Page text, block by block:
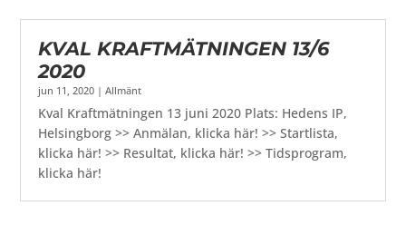
KVAL KRAFTMÄTNINGEN 13/6
2020
jun 11, 2020 |Allmänt
Kval Kraftmätningen 13 juni 2020 Plats: Hedens IP,
Helsingborg >> Anmälan, klicka här! >> Startlista,
klicka här! >> Resultat, klicka här! >> Tidsprogram,
klicka här!